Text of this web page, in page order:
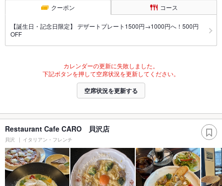
クーポン コース
【誕生日・記念日限定】 デザートプレート1500円→1000円へ！500円
OFF
カレンダーの更新に失敗しました。
下記ボタンを押して空席状況を更新してください。
空席状況を更新する
Restaurant Cafe CARO 貝沢店
貝沢 イタリアン・フレンチ